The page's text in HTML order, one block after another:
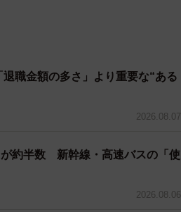
より品質を重視する傾向がうか
レゼント」「企業の福利厚生によ
環でランドセルが贈られるケース
迎する人が多いようです。
買い物のひとつとなるランドセ
職金額の多さ」より重要な“ある
2026.08.07
が約半数 新幹線・高速バスの「使
2026.08.06